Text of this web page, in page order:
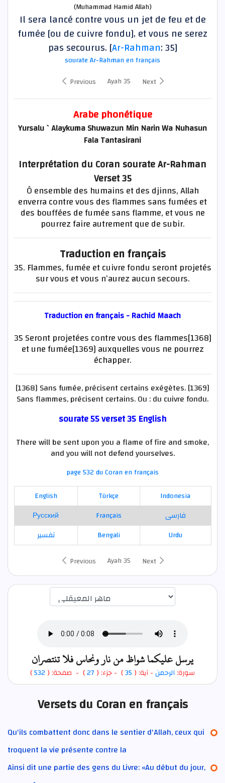
(Muhammad Hamid Allah)
Il sera lancé contre vous un jet de feu et de
fumée [ou de cuivre fondu], et vous ne serez
pas secourus. [Ar-Rahman: 35]
sourate Ar-Rahman en français
Previous
Ayah 35 Next
Arabe phonétique
Yursalu `Alaykuma Shuwazun Min Narin Wa Nuhasun
Fala Tantasirani
Interprétation du Coran sourate Ar-Rahman
Verset 35
Ô ensemble des humains et des djinns, Allah
enverra contre vous des flammes sans fumées et
des bouffées de fumée sans flamme, et vous ne
pourrez faire autrement que de subir.
Traduction en français
35. Flammes, fumée et cuivre fondu seront projetés
sur vous et vous n’aurez aucun secours.
Traduction en français - Rachid Maach
35 Seront projetées contre vous des flammes[1368]
et une fumée[1369] auxquelles vous ne pourrez
échapper.
[1368] Sans fumée, précisent certains exégètes. [1369]
Sans flammes, précisent certains. Ou : du cuivre fondu.
sourate 55 verset 35 English
There will be sent upon you a flame of fire and smoke,
and you will not defend yourselves.
page 532 du Coran en français
English
Türkçe
Indonesia
Русский
Français
فارسی
تفسير
Bengali
Urdu
Previous
Ayah 35 Next
يرسل عليكما شواظ من نار ونحاس فلا تنتصران
سورة:الرحمن- آية: ( 35
) - جزء: ( 27) - صفحة: ( 532
)
Versets du Coran en français
Qu'ils combattent donc dans le sentier d'Allah, ceux qui
troquent la vie présente contre la
Ainsi dit une partie des gens du Livre: «Au début du jour,